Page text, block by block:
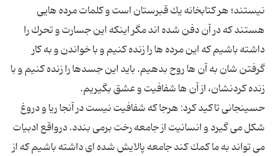
نیستند؛ هر كتابخانه یك قبرستان است و كلمات مرده هایی
هستند كه در آن دفن شده اند مگر اینكه این جسارت و تحرك را
داشته باشیم كه این مرده ها را زنده كنیم و با خواندن و به كار
گرفتن شان به آن ها روح بدهیم. باید این جسدها را زنده كنیم و با
حسینجانی تاكید كرد: هرجا كه شفافیت نیست در آنجا ریا و دروغ
شكل می گیرد و انسانیت از جامعه رخت برمی بندد. درواقع ادبیات
می تواند به ما كمك كند جامعه پالایش شده ای داشته باشیم كه از